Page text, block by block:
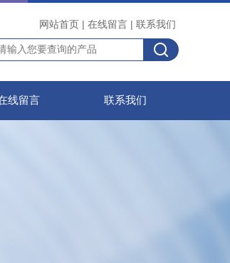
网站首页 | 在线留言 | 联系我们
线留言 联系我们